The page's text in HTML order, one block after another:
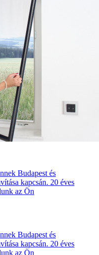
Budapest és
kapcsán. 20 éves
az Ön
Budapest és
kapcsán. 20 éves
az Ön